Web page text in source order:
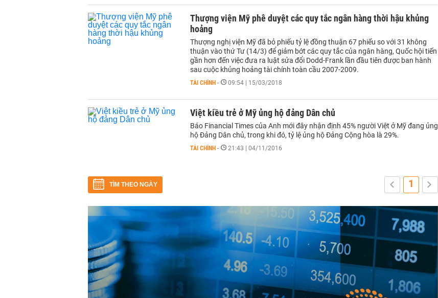
Thượng viện Mỹ phê duyệt các quy tắc ngân hàng thời hậu khủng
hoảng
Thượng nghị viện Mỹ đã bỏ phiếu tỷ lệ đồng thuận 67 phiếu so với 31 không
thuận vào thứ Tư (14/3) để giảm bớt các quy tắc của ngân hàng, Quốc hội tiến
gần hơn đến việc đưa ra luật sửa đổi Dodd-Frank lần đầu tiên được ban hành
sau cuộc khủng hoảng tài chính toàn cầu 2007-2009.
TÀI CHÍNH - 09:54 | 15/03/2018
Việt kiều trẻ ở Mỹ ủng hộ đảng Dân chủ
Báo Financial Times của Anh mới đây nhận định 45% người Việt ở Mỹ đang ủng
hộ Đảng Dân chủ, trong khi đó, tỷ lệ ủng hộ Đảng Cộng hòa là 29%.
TÀI CHÍNH - 21:43 | 04/11/2016
TÌM THEO NGÀY 1